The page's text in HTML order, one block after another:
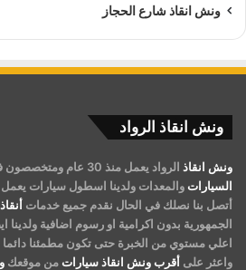
ونش انقاذ شارع الحجاز
ونش انقاذ الرواد
ونش انقاذ الرواد يعمل منذ 30 عام ومتخصصون في
السيارات
أتصل بنا نصلك في الحال نقدم جميع خدمات
الجمهورية بدون اكرامية او رسوم اضافية
اعلي مستوي من الخبرة حتى تكون مطمئنا دائما
واعثر على أقرب ونش انقاذ سيارات من موقعك